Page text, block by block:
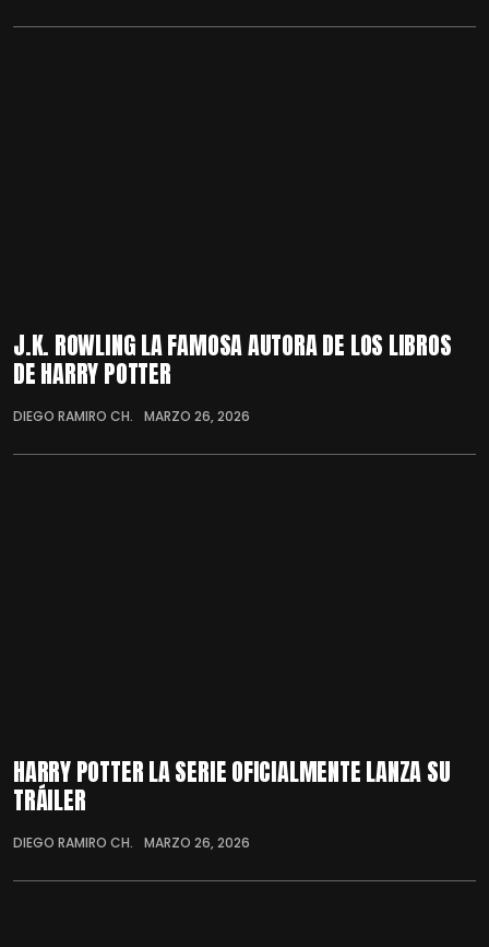
J.K. ROWLING LA FAMOSA AUTORA DE LOS LIBROS
DE HARRY POTTER
DIEGO RAMIRO CH. MARZO 26, 2026
HARRY POTTER LA SERIE OFICIALMENTE LANZA SU
TRÁILER
DIEGO RAMIRO CH. MARZO 26, 2026